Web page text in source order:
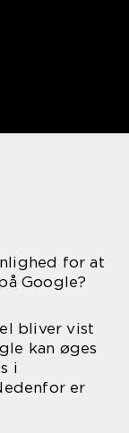
for at
Google?
bliver vist
kan øges
i
er